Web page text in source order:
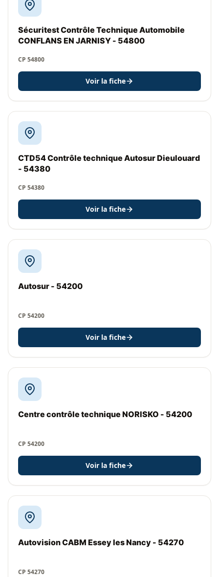
Sécuritest Contrôle Technique Automobile
CONFLANS EN JARNISY - 54800
CP 54800
Voir la fiche
CTD54 Contrôle technique Autosur Dieulouard
- 54380
CP 54380
Voir la fiche
Autosur - 54200
CP 54200
Voir la fiche
Centre contrôle technique NORISKO - 54200
CP 54200
Voir la fiche
Autovision CABM Essey les Nancy - 54270
CP 54270